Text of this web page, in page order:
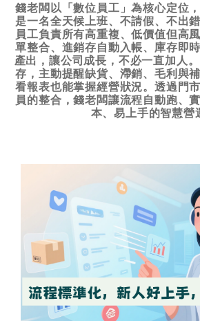
錢老闆以「數位員工」為核心定位
是一名全天候上班、不請假、不出
員工負責所有高重複、低價值但高
單整合、進銷存自動入帳、庫存即
產出，讓公司成長，不必一直加人
存，主動提醒缺貨、滯銷、毛利與
看報表也能掌握經營狀況。透過門
員的整合，錢老闆讓流程自動跑、
本、易上手的智慧營